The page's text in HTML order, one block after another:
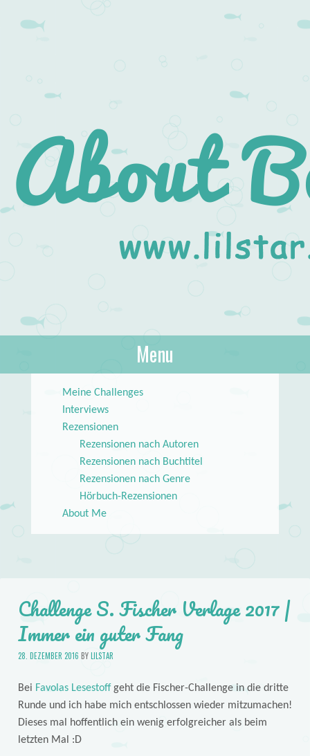
About Books
lilstar.de
Menu
Meine Challenges
Interviews
Rezensionen
Rezensionen nach Autoren
Rezensionen nach Buchtitel
Rezensionen nach Genre
Hörbuch-Rezensionen
About Me
Challenge S. Fischer Verlage 2017 |
Immer ein guter Fang
28. DEZEMBER 2016 BYLILSTAR
Bei Favolas Lesestoffgeht die Fischer-Challenge in die dritte
Runde und ich habe mich entschlossen wieder mitzumachen!
Dieses mal hoffentlich ein wenig erfolgreicher als beim
letzten Mal :D